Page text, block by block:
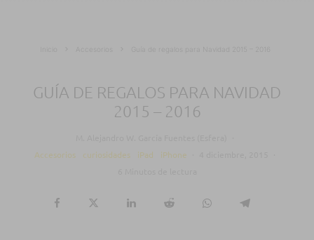
Accesorios Guía de regalos para Navidad 2015 – 2016
GUÍA DE REGALOS PARA NAVIDAD
2015 – 2016
Accesorios
curiosidades iPad iPhone